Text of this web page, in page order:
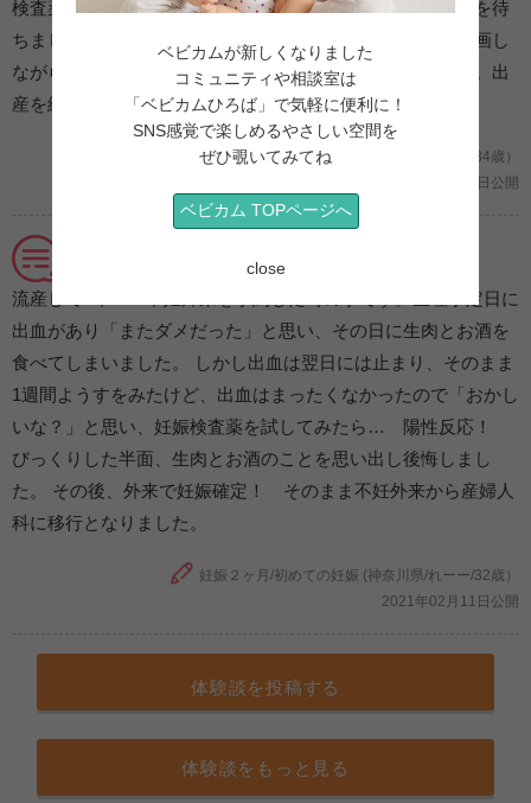
検査薬を使用すると、陽性に！ 興奮を隠しながら、帰宅を待
ちました。帰宅後、反応を記録したくて密かにスマホで録画し
ながら発表。予想外だったようでびっくりしていました笑。出
産を終えた今、見返すとほっこりした気分になります。
妊娠2ヶ月/初めての妊娠 (海外/Milky20/34歳）
2021年04月19日公開
流産して1年… 不妊外来を予約した時の事です。生理予定日に
出血があり「またダメだった」と思い、その日に生肉とお酒を
食べてしまいました。 しかし出血は翌日には止まり、そのまま
1週間ようすをみたけど、出血はまったくなかったので「おかし
いな？」と思い、妊娠検査薬を試してみたら… 陽性反応！
びっくりした半面、生肉とお酒のことを思い出し後悔しまし
た。 その後、外来で妊娠確定！ そのまま不妊外来から産婦人
科に移行となりました。
妊娠２ヶ月/初めての妊娠 (神奈川県/れーー/32歳）
2021年02月11日公開
体験談を投稿する
体験談をもっと見る
ベビカムが新しくなりました
コミュニティや相談室は
「ベビカムひろば」で気軽に便利に！
SNS感覚で楽しめるやさしい空間を
ぜひ覗いてみてね
ベビカム TOPページへ
close